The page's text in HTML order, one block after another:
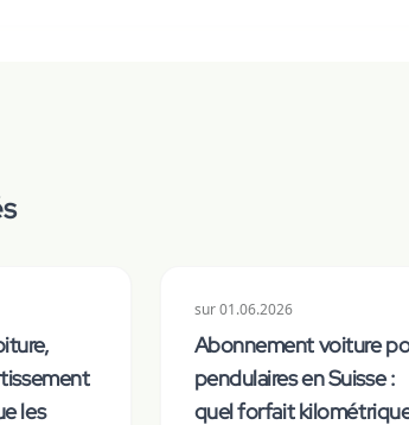
les
sur 01.06.2026
Abonnement voiture
pendulaires en Suisse :
quel forfait